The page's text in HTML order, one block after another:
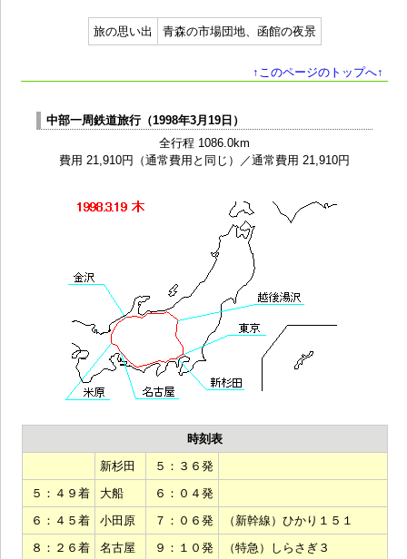
旅の思い出 青森の市場団地、函館の夜景
↑このページのトップへ↑
中部一周鉄道旅行（1998年3月19日）
全行程 1086.0km
費用 21,910円（通常費用と同じ）／通常費用 21,910円
時刻表
新杉田
５：３６発
５：４９着
大船
６：０４発
６：４５着
小田原 ７：０６発
（新幹線）ひかり１５１
８：２６着
名古屋 ９：１０発
（特急）しらさぎ３